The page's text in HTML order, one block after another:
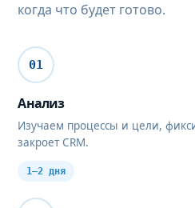
когда что будет готово.
01
Анализ
Изучаем процессы и цели,
закроет CRM.
1–2 дня